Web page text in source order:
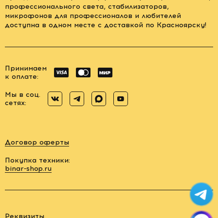
Заказать
профессионального света, стабилизаторов,
микрофонов для профессионалов и любителей
доступна в одном месте с доставкой по Красноярску!
Принимаем
к оплате:
Мы в соц.
сетях:
Договор оферты
Покупка техники:
binar-shop.ru
Реквизиты